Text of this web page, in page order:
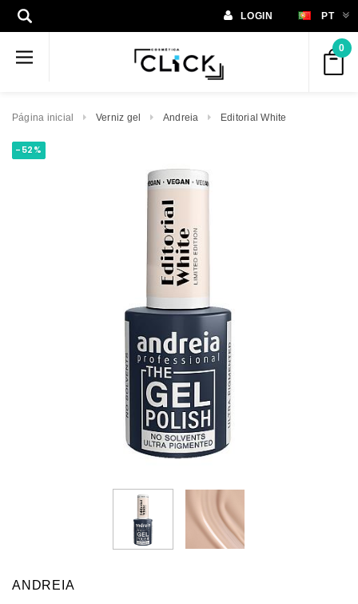
LOGIN PT
0
Página inicial Verniz gel Andreia Editorial White
-52%
ANDREIA